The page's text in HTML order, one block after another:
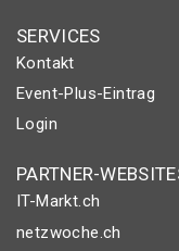
SERVICES
Kontakt
Event-Plus-Eintrag
Login
PARTNER-
IT-Markt.ch
netzwoche.ch